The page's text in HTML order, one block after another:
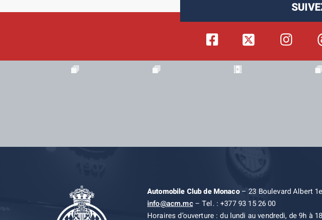
Automobile Club de Monaco– 23 Boulevard Albert
info@acm.mc– Tel. : +377 93 15 26 00
Horaires d’ouverture : du lundi au vendredi, de 9h à